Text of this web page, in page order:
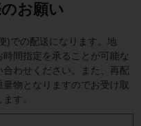
お願い
)での配送になります。地
間指定を承ることが可能な
わせください。また、再配
物となりますのでお受け取
す。